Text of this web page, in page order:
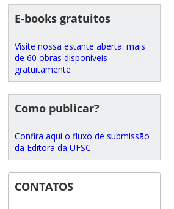
E-books gratuitos
Visite nossa estante aberta: mais
de 60 obras disponíveis
gratuitamente
Como publicar?
Confira aqui o fluxo de submissão
da Editora da UFSC
CONTATOS